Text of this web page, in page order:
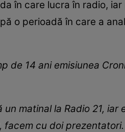
în care lucra în radio, iar
o perioadă în care a
de 14 ani emisiunea
matinal la Radio 21, iar
cu doi prezentatori.